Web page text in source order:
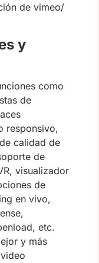
de vimeo/
y
como
de
responsivo,
calidad de
de
visualizador
de
en vivo,
etc.
y más